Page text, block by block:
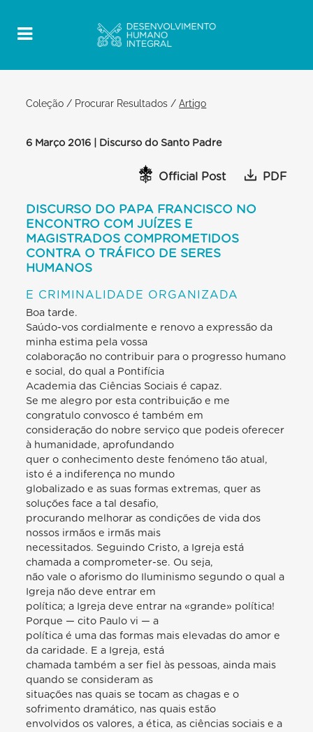
Coleção / Procurar Resultados /Artigo
6 Março 2016 | Discurso do Santo Padre
Official Post PDF
DISCURSO DO PAPA FRANCISCO NO
ENCONTRO COM JUÍZES E
MAGISTRADOS COMPROMETIDOS
CONTRA O TRÁFICO DE SERES
HUMANOS
E CRIMINALIDADE ORGANIZADA
Boa tarde.
Saúdo-vos cordialmente e renovo a expressão da
minha estima pela vossa
colaboração no contribuir para o progresso humano
e social, do qual a Pontifícia
Academia das Ciências Sociais é capaz.
Se me alegro por esta contribuição e me
congratulo convosco é também em
consideração do nobre serviço que podeis oferecer
à humanidade, aprofundando
quer o conhecimento deste fenómeno tão atual,
isto é a indiferença no mundo
globalizado e as suas formas extremas, quer as
soluções face a tal desafio,
procurando melhorar as condições de vida dos
nossos irmãos e irmãs mais
necessitados. Seguindo Cristo, a Igreja está
chamada a comprometer-se. Ou seja,
não vale o aforismo do Iluminismo segundo o qual a
Igreja não deve entrar em
política; a Igreja deve entrar na «grande» política!
Porque — cito Paulo vi — a
política é uma das formas mais elevadas do amor e
da caridade. E a Igreja, está
chamada também a ser fiel às pessoas, ainda mais
quando se consideram as
situações nas quais se tocam as chagas e o
sofrimento dramático, nas quais estão
envolvidos os valores, a ética, as ciências sociais e a